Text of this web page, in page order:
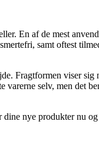
En af de mest
samt oftest
Fragtformen viser sig
selv, men det
nye produkter nu